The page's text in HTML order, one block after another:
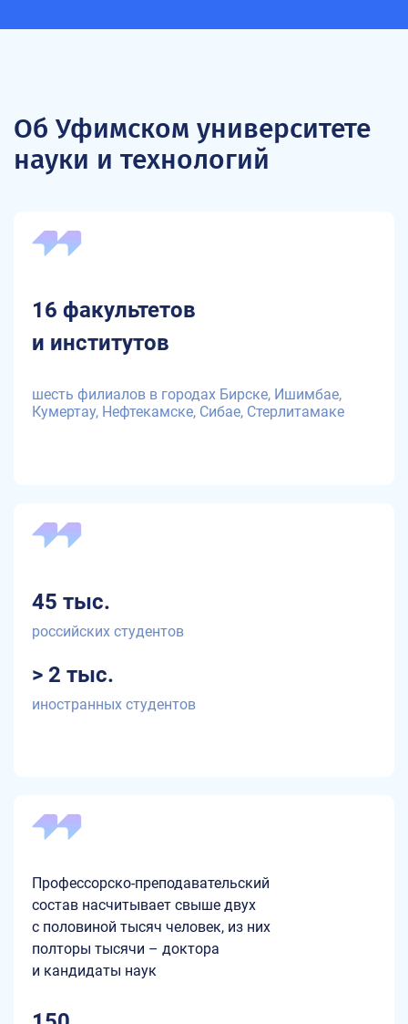
Об Уфимском университете
науки и технологий
16 факультетов
и институтов
шесть филиалов в городах Бирске, Ишимбае,
Кумертау, Нефтекамске, Сибае, Стерлитамаке
45 тыс.
российских студентов
> 2 тыс.
иностранных студентов
Профессорско-преподавательский
состав насчитывает свыше двух
с половиной тысяч человек, из них
полторы тысячи – доктора
и кандидаты наук